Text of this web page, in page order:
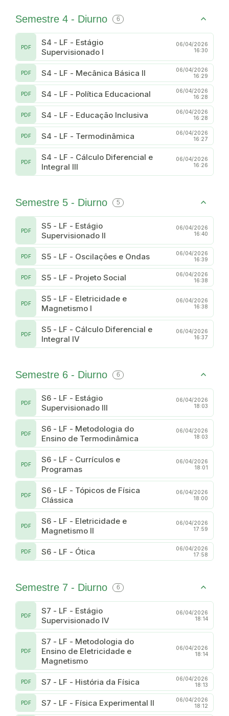
Semestre 4 - Diurno 6
S4 - LF - Estágio
Supervisionado I
PDF
06/04/2026
16:30
S4 - LF - Mecânica Básica II
PDF
06/04/2026
16:29
S4 - LF - Política Educacional
PDF
06/04/2026
16:28
S4 - LF - Educação Inclusiva
PDF
06/04/2026
16:28
S4 - LF - Termodinâmica
PDF
06/04/2026
16:27
S4 - LF - Cálculo Diferencial e
Integral III
PDF
06/04/2026
16:26
Semestre 5 - Diurno 5
S5 - LF - Estágio
Supervisionado II
PDF
06/04/2026
16:40
S5 - LF - Oscilações e Ondas
PDF
06/04/2026
16:39
S5 - LF - Projeto Social
PDF
06/04/2026
16:38
S5 - LF - Eletricidade e
Magnetismo I
PDF
06/04/2026
16:38
S5 - LF - Cálculo Diferencial e
Integral IV
PDF
06/04/2026
16:37
Semestre 6 - Diurno 6
S6 - LF - Estágio
Supervisionado III
PDF
06/04/2026
18:03
S6 - LF - Metodologia do
Ensino de Termodinâmica
PDF
06/04/2026
18:03
S6 - LF - Currículos e
Programas
PDF
06/04/2026
18:01
S6 - LF - Tópicos de Física
Clássica
PDF
06/04/2026
18:00
S6 - LF - Eletricidade e
Magnetismo II
PDF
06/04/2026
17:59
S6 - LF - Ótica
PDF
06/04/2026
17:58
Semestre 7 - Diurno 6
S7 - LF - Estágio
Supervisionado IV
PDF
06/04/2026
18:14
S7 - LF - Metodologia do
Ensino de Eletricidade e
Magnetismo
PDF
06/04/2026
18:14
S7 - LF - História da Física
PDF
06/04/2026
18:13
S7 - LF - Física Experimental II
PDF
06/04/2026
18:12